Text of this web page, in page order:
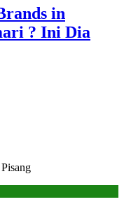
in
? Ini Dia